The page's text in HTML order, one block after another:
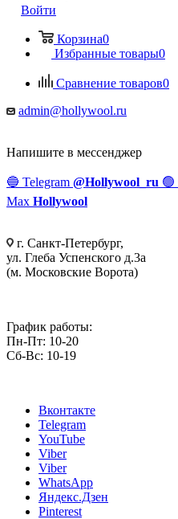
Войти
Корзина0
Избранные товары0
Сравнение товаров0
admin@hollywool.ru
Напишите в мессенджер
🔵 Telegram @Hollywool_ru 🟢
Max Hollywool
г. Санкт-Петербург,
ул. Глеба Успенского д.3а
(м. Московские Ворота)
График работы:
Пн-Пт: 10-20
Сб-Вс: 10-19
Вконтакте
Telegram
YouTube
Viber
Viber
WhatsApp
Яндекс.Дзен
Pinterest